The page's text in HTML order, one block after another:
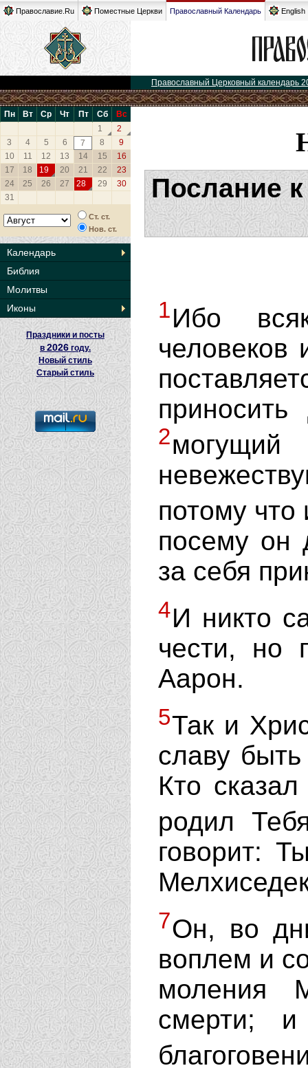
Православие.Ru Поместные Церкви Православный Календарь English
Православный Церковный календарь
Пн Вт Ср Чт Пт Сб
Вс
1
2
3
4 5 6 7 8
9
10
11 12 13 14 15
16
17
18 19 20 21 22
23
24
25 26 27 28 29
30
31
Ст. ст.
Нов. ст.
Календарь
Библия
Молитвы
Иконы
Праздники и посты
в2026 году.
Новый стиль
Старый стиль
Послание
1Ибо
человеков
2
потому
посему он
за себя
4И никто
чести, но
Аарон.
5Так и
славу
Кто
родил
говорит:
7Он, во
воплем и
моления
смерти;